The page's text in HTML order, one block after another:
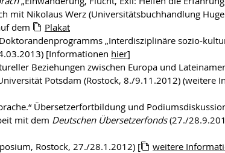
mit Nikolaus Werz (Universitätsbuchhandlung
dem
Plakat
„Interdisziplinäre sozio-
[Informationen hier]
Beziehungen zwischen Europa und
Potsdam (Rostock, 8./9.11.2012) (weitere
Übersetzerfortbildung und
mit dem Deutschen Übersetzerfonds(27./
Rostock, 27./28.1.2012) [
weitere